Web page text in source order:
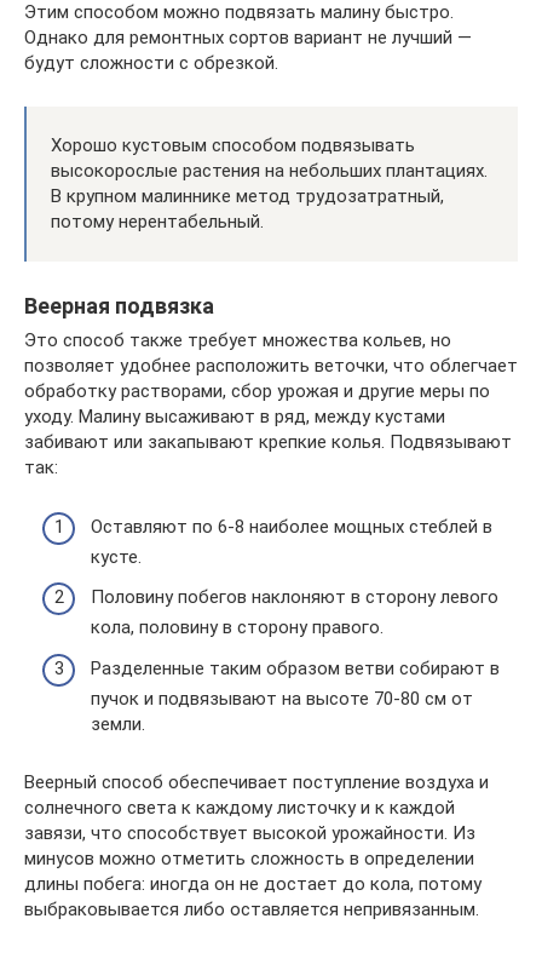
Этим способом можно подвязать малину быстро.
Однако для ремонтных сортов вариант не лучший —
будут сложности с обрезкой.
Хорошо кустовым способом подвязывать
высокорослые растения на небольших плантациях.
В крупном малиннике метод трудозатратный,
потому нерентабельный.
Веерная подвязка
Это способ также требует множества кольев, но
позволяет удобнее расположить веточки, что облегчает
обработку растворами, сбор урожая и другие меры по
уходу. Малину высаживают в ряд, между кустами
забивают или закапывают крепкие колья. Подвязывают
так:
Оставляют по 6-8 наиболее мощных стеблей в
кусте.
Половину побегов наклоняют в сторону левого
кола, половину в сторону правого.
Разделенные таким образом ветви собирают в
пучок и подвязывают на высоте 70-80 см от
земли.
Веерный способ обеспечивает поступление воздуха и
солнечного света к каждому листочку и к каждой
завязи, что способствует высокой урожайности. Из
минусов можно отметить сложность в определении
длины побега: иногда он не достает до кола, потому
выбраковывается либо оставляется непривязанным.